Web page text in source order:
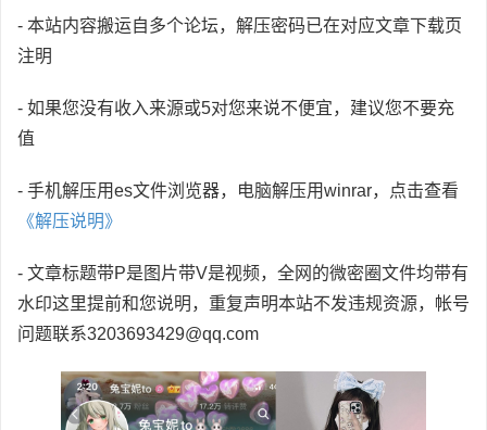
- 本站内容搬运自多个论坛，解压密码已在对应文章下载页
注明
- 如果您没有收入来源或5对您来说不便宜，建议您不要充
值
- 手机解压用es文件浏览器，电脑解压用winrar，点击查看
《解压说明》
- 文章标题带P是图片带V是视频，全网的微密圈文件均带有
水印这里提前和您说明，重复声明本站不发违规资源，帐号
问题联系3203693429@qq.com